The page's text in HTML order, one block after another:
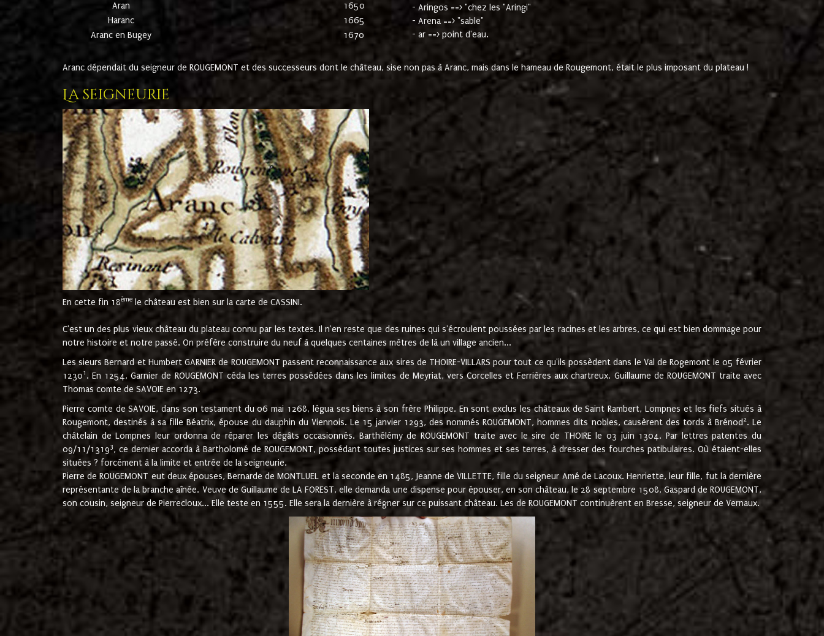
Aran
1650
Haranc
1665
Aranc en Bugey
1670
- Aringos ==> "chez les "Aringi"
- Arena ==> "sable"
- ar ==> point d'eau.
Aranc dépendait du seigneur de ROUGEMONT et des successeurs dont le château, sise non pas à Aranc, mais dans le hameau de Rougemont, était le plus imposant du plateau !
La seigneurie
En cette fin 18ème le château est bien sur la carte de CASSINI.
C'est un des plus vieux château du plateau connu par les textes. Il n'en reste que des ruines qui s'écroulent poussées par les racines et les arbres, ce qui est bien dommage pour
notre histoire et notre passé. On préfère construire du neuf à quelques centaines mètres de là un village ancien...
Les sieurs Bernard et Humbert GARNIER de ROUGEMONT passent reconnaissance aux sires de THOIRE-VILLARS pour tout ce qu'ils possèdent dans le Val de Rogemont le 05 février
12301 . En 1254, Garnier de ROUGEMONT céda les terres possédées dans les limites de Meyriat, vers Corcelles et Ferrières aux chartreux. Guillaume de ROUGEMONT traite avec
Thomas comte de SAVOIE en 1273.
Pierre comte de SAVOIE, dans son testament du 06 mai 1268, légua ses biens à son frère Philippe. En sont exclus les châteaux de Saint Rambert, Lompnes et les fiefs situés à
Rougemont, destinés à sa fille Béatrix, épouse du dauphin du Viennois. Le 15 janvier 1293, des nommés ROUGEMONT, hommes dits nobles, causèrent des tords à Brénod 2. Le
châtelain de Lompnes leur ordonna de réparer les dégâts occasionnés. Barthélémy de ROUGEMONT traite avec le sire de THOIRE le 03 juin 1304. Par lettres patentes du
09/11/13193, ce dernier accorda à Bartholomé de ROUGEMONT, possédant toutes justices sur ses hommes et ses terres, à dresser des fourches patibulaires. Où étaient-elles
situées ? forcément à la limite et entrée de la seigneurie.
Pierre de ROUGEMONT eut deux épouses, Bernarde de MONTLUEL et la seconde en 1485, Jeanne de VILLETTE, fille du seigneur Amé de Lacoux. Henriette, leur fille, fut la dernière
représentante de la branche aînée. Veuve de Guillaume de LA FOREST, elle demanda une dispense pour épouser, en son château, le 28 septembre 1508, Gaspard de ROUGEMONT,
son cousin, seigneur de Pierrecloux... Elle teste en 1555. Elle sera la dernière à régner sur ce puissant château. Les de ROUGEMONT continuèrent en Bresse, seigneur de Vernaux.